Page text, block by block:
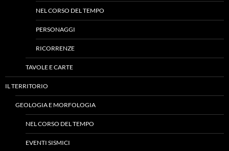
NEL CORSO DEL TEMPO
PERSONAGGI
RICORRENZE
TAVOLE E CARTE
IL TERRITORIO
GEOLOGIA E MORFOLOGIA
NEL CORSO DEL TEMPO
EVENTI SISMICI